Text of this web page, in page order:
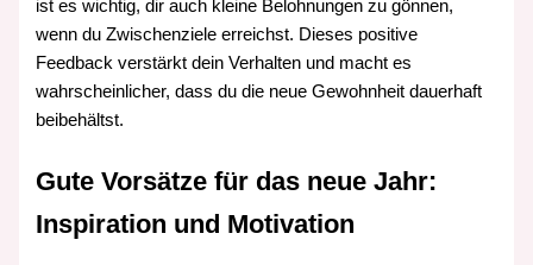
ist es wichtig, dir auch kleine Belohnungen zu gönnen,
wenn du Zwischenziele erreichst. Dieses positive
Feedback verstärkt dein Verhalten und macht es
wahrscheinlicher, dass du die neue Gewohnheit dauerhaft
beibehältst.
Gute Vorsätze für das neue Jahr:
Inspiration und Motivation